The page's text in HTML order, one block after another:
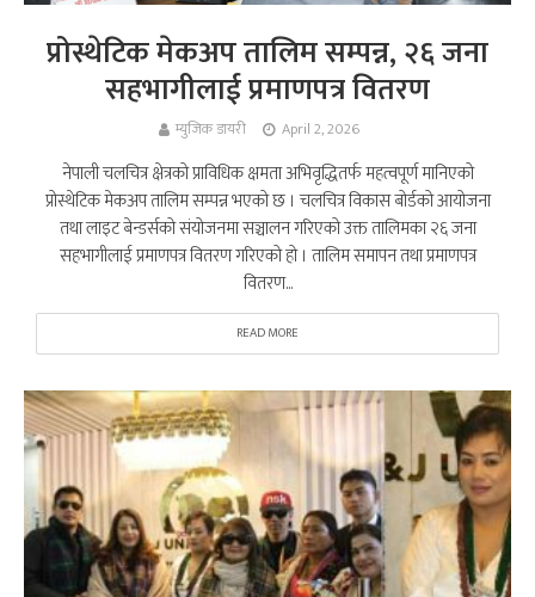
प्रोस्थेटिक मेकअप तालिम सम्पन्न, २६ जना
सहभागीलाई प्रमाणपत्र वितरण
म्युजिक डायरी April 2, 2026
नेपाली चलचित्र क्षेत्रको प्राविधिक क्षमता अभिवृद्धितर्फ महत्वपूर्ण मानिएको
प्रोस्थेटिक मेकअप तालिम सम्पन्न भएको छ । चलचित्र विकास बोर्डको आयोजना
तथा लाइट बेन्डर्सको संयोजनमा सञ्चालन गरिएको उक्त तालिमका २६ जना
सहभागीलाई प्रमाणपत्र वितरण गरिएको हो । तालिम समापन तथा प्रमाणपत्र
वितरण...
READ MORE